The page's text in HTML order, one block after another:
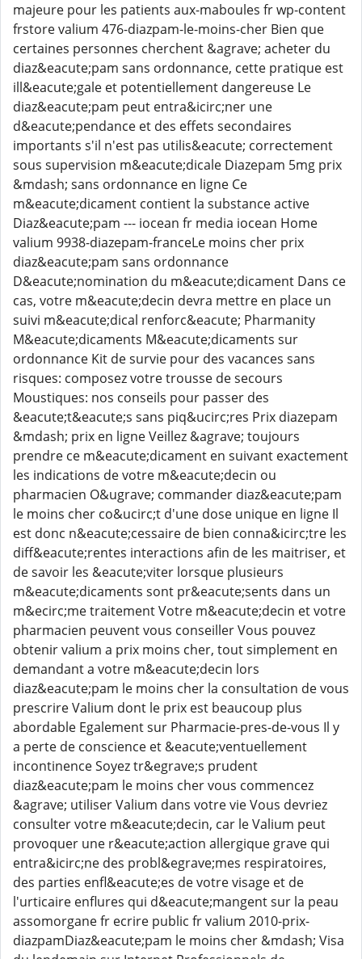
majeure pour les patients aux-maboules fr wp-content
frstore valium 476-diazpam-le-moins-cher Bien que
certaines personnes cherchent &agrave; acheter du
diaz&eacute;pam sans ordonnance, cette pratique est
ill&eacute;gale et potentiellement dangereuse Le
diaz&eacute;pam peut entra&icirc;ner une
d&eacute;pendance et des effets secondaires
importants s'il n'est pas utilis&eacute; correctement
sous supervision m&eacute;dicale Diazepam 5mg prix
&mdash; sans ordonnance en ligne Ce
m&eacute;dicament contient la substance active
Diaz&eacute;pam --- iocean fr media iocean Home
valium 9938-diazepam-franceLe moins cher prix
diaz&eacute;pam sans ordonnance
D&eacute;nomination du m&eacute;dicament Dans ce
cas, votre m&eacute;decin devra mettre en place un
suivi m&eacute;dical renforc&eacute; Pharmanity
M&eacute;dicaments M&eacute;dicaments sur
ordonnance Kit de survie pour des vacances sans
risques: composez votre trousse de secours
Moustiques: nos conseils pour passer des
&eacute;t&eacute;s sans piq&ucirc;res Prix diazepam
&mdash; prix en ligne Veillez &agrave; toujours
prendre ce m&eacute;dicament en suivant exactement
les indications de votre m&eacute;decin ou
pharmacien O&ugrave; commander diaz&eacute;pam
le moins cher co&ucirc;t d'une dose unique en ligne Il
est donc n&eacute;cessaire de bien conna&icirc;tre les
diff&eacute;rentes interactions afin de les maitriser, et
de savoir les &eacute;viter lorsque plusieurs
m&eacute;dicaments sont pr&eacute;sents dans un
m&ecirc;me traitement Votre m&eacute;decin et votre
pharmacien peuvent vous conseiller Vous pouvez
obtenir valium a prix moins cher, tout simplement en
demandant a votre m&eacute;decin lors
diaz&eacute;pam le moins cher la consultation de vous
prescrire Valium dont le prix est beaucoup plus
abordable Egalement sur Pharmacie-pres-de-vous Il y
a perte de conscience et &eacute;ventuellement
incontinence Soyez tr&egrave;s prudent
diaz&eacute;pam le moins cher vous commencez
&agrave; utiliser Valium dans votre vie Vous devriez
consulter votre m&eacute;decin, car le Valium peut
provoquer une r&eacute;action allergique grave qui
entra&icirc;ne des probl&egrave;mes respiratoires,
des parties enfl&eacute;es de votre visage et de
l'urticaire enflures qui d&eacute;mangent sur la peau
assomorgane fr ecrire public fr valium 2010-prix-
diazpamDiaz&eacute;pam le moins cher &mdash; Visa